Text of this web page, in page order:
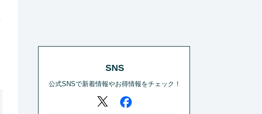
SNS
公式SNSで新着情報やお得情報をチェック！